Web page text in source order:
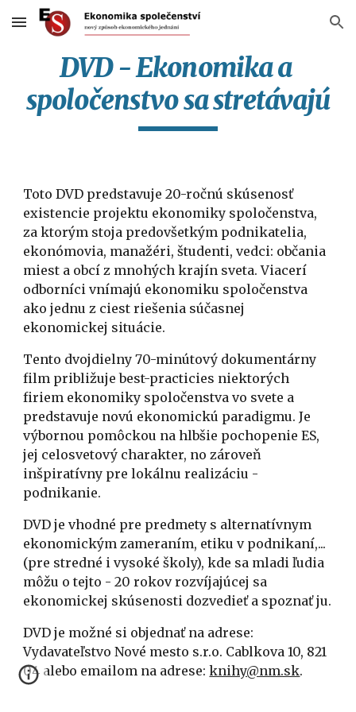
Skip to main content Skip to navigation
DVD - Ekonomika a
spoločenstvo sa stretávajú
Toto DVD predstavuje 20-ročnú skúsenosť
existencie projektu ekonomiky spoločenstva,
za ktorým stoja predovšetkým podnikatelia,
ekonómovia, manažéri, študenti, vedci: občania
miest a obcí z mnohých krajín sveta. Viacerí
odborníci vnímajú ekonomiku spoločenstva
ako jednu z ciest riešenia súčasnej
ekonomickej situácie.
Tento dvojdielny 70-minútový dokumentárny
film približuje best-practicies niektorých
firiem ekonomiky spoločenstva vo svete a
predstavuje novú ekonomickú paradigmu. Je
výbornou pomôckou na hlbšie pochopenie ES,
jej celosvetový charakter, no zároveň
inšpiratívny pre lokálnu realizáciu -
podnikanie.
DVD je vhodné pre predmety s alternatívnym
ekonomickým zameraním, etiku v podnikaní,...
(pre stredné i vysoké školy), kde sa mladi ľudia
môžu o tejto - 20 rokov rozvíjajúcej sa
ekonomickej skúsenosti dozvedieť a spoznať ju.
DVD je možné si objednať na adrese:
Vydavateľstvo Nové mesto s.r.o. Cablkova 10, 821
04 alebo emailom na adrese: knihy@nm.sk.